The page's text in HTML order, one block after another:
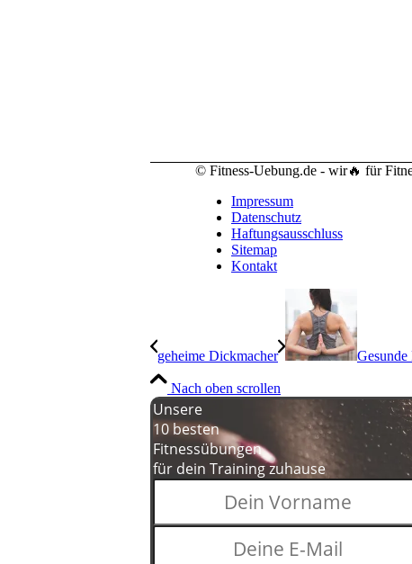
© Fitness-Uebung.de - wir🔥 für
Impressum
Datenschutz
Haftungsausschluss
Sitemap
Kontakt
geheime Dickmacher
Nach oben scrollen
Unsere
10 besten
Fitnessübungen
für dein Training zuhause